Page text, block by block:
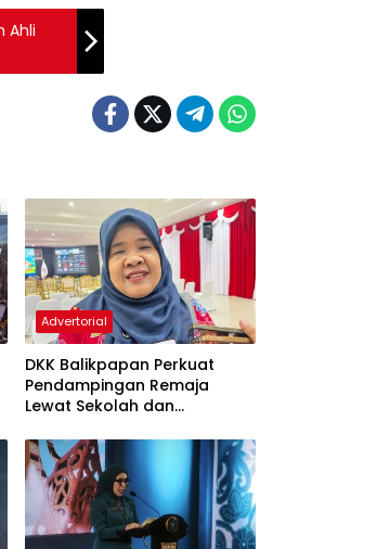
Ahli
Advertorial
DKK Balikpapan Perkuat
Pendampingan Remaja
Lewat Sekolah dan